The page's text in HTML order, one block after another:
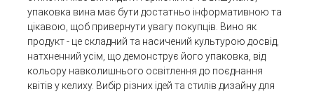
упаковка вина має бути достатньо інформативною та
цікавою, щоб привернути увагу покупців. Вино як
продукт - це складний та насичений культурою досвід,
натхненний усім, що демонструє його упаковка, від
кольору навколишнього освітлення до поєднання
квітів у келиху. Вибір різних ідей та стилів дизайну для